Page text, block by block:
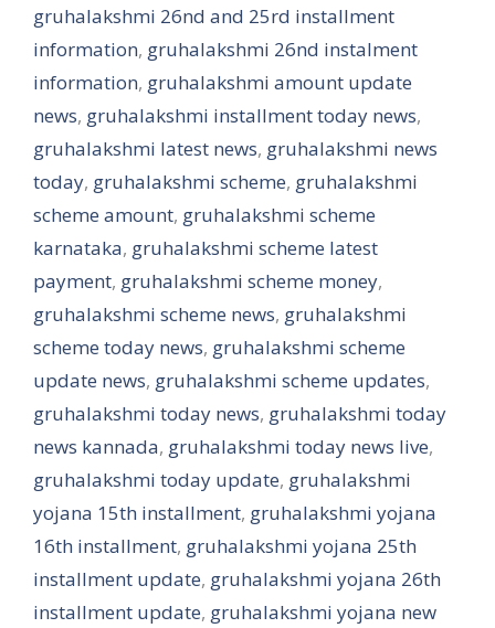
gruhalakshmi 26nd and 25rd installment
information, gruhalakshmi 26nd instalment
information, gruhalakshmi amount update
news, gruhalakshmi installment today news,
gruhalakshmi latest news, gruhalakshmi news
today, gruhalakshmi scheme, gruhalakshmi
scheme amount, gruhalakshmi scheme
karnataka, gruhalakshmi scheme latest
payment, gruhalakshmi scheme money,
gruhalakshmi scheme news, gruhalakshmi
scheme today news, gruhalakshmi scheme
update news, gruhalakshmi scheme updates,
gruhalakshmi today news, gruhalakshmi today
news kannada, gruhalakshmi today news live,
gruhalakshmi today update, gruhalakshmi
yojana 15th installment, gruhalakshmi yojana
16th installment, gruhalakshmi yojana 25th
installment update, gruhalakshmi yojana 26th
installment update, gruhalakshmi yojana new